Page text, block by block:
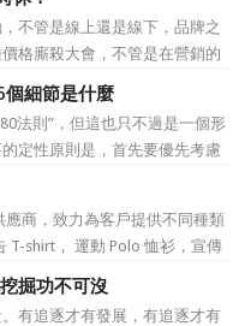
生產管理系統，提高企業的生
環節的效率。它具有結構性、
不管是線上還是線下，品牌之
格廝殺大會，不管是在營銷的
中還是旗艦店的推廣之中，“年
牌出處皆是。禮品公司都將消
上。禮品行業的營銷價格戰究竟
個細節是什麼
法則”，但這也只不過是一個形
定性原則是，首先要優先考慮
市級經銷商，最好是把二者的
品發放的過程中，在時間和時
。從目前潤滑油產品推廣的常
商，致力為客戶提供不同種類
T-shirt， 運動 Polo 恤衫，宣傳
衣等)，從公司員工制服，到不
都可以為客戶度身...
掘功不可沒
追逐才有發展，有追逐才有